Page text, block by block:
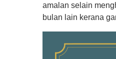
amalan selain
bulan lain kerana